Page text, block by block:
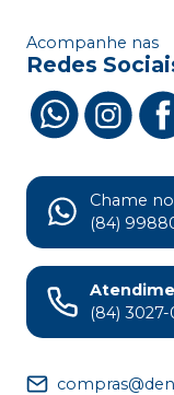
Acompanhe nas
Redes
Chame no
(84)
(84)